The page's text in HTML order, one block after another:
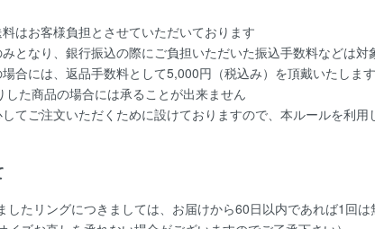
はお客様負担とさせていただいております
となり、銀行振込の際にご負担いただいた振込手数料などは対
合には、返品手数料として5,000円（税込み）を頂戴いたします
た商品の場合には承ることが出来ません
てご注文いただくために設けておりますので、本ルールを利
したリングにつきましては、お届けから60日以内であれば1回は